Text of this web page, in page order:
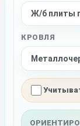
КРОВЛЯ